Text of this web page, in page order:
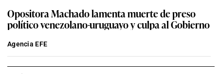
Opositora Machado lamenta muerte de preso
político venezolano-uruguayo y culpa al Gobierno
Agencia EFE